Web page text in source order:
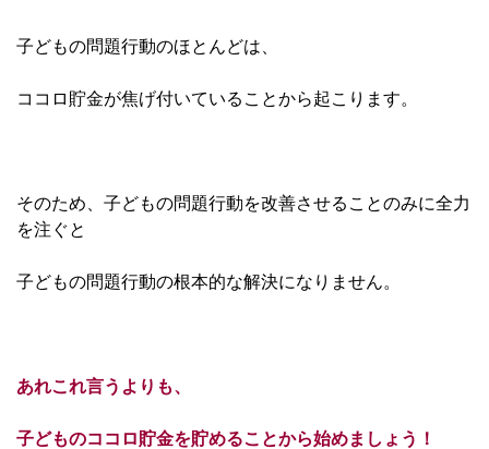
子どもの問題行動のほとんどは、
ココロ貯金が焦げ付いていることから起こります。
そのため、子どもの問題行動を改善させることのみに全力
を注ぐと
子どもの問題行動の根本的な解決になりません。
あれこれ言うよりも、
子どものココロ貯金を貯めることから始めましょう！